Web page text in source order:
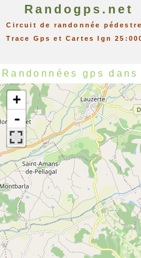
Randogps.net
Circuit de randonnée pédestre
Trace Gps et Cartes Ign
Randonnées gps
+
-